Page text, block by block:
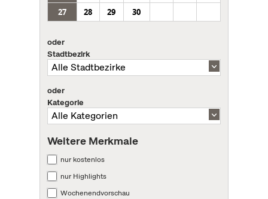
27
28 29 30
oder
Stadtbezirk
oder
Kategorie
Weitere Merkmale
nur kostenlos
nur Highlights
Wochenendvorschau